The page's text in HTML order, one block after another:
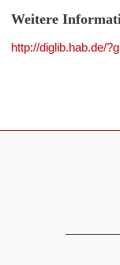
Weitere
http://diglib.hab.de/